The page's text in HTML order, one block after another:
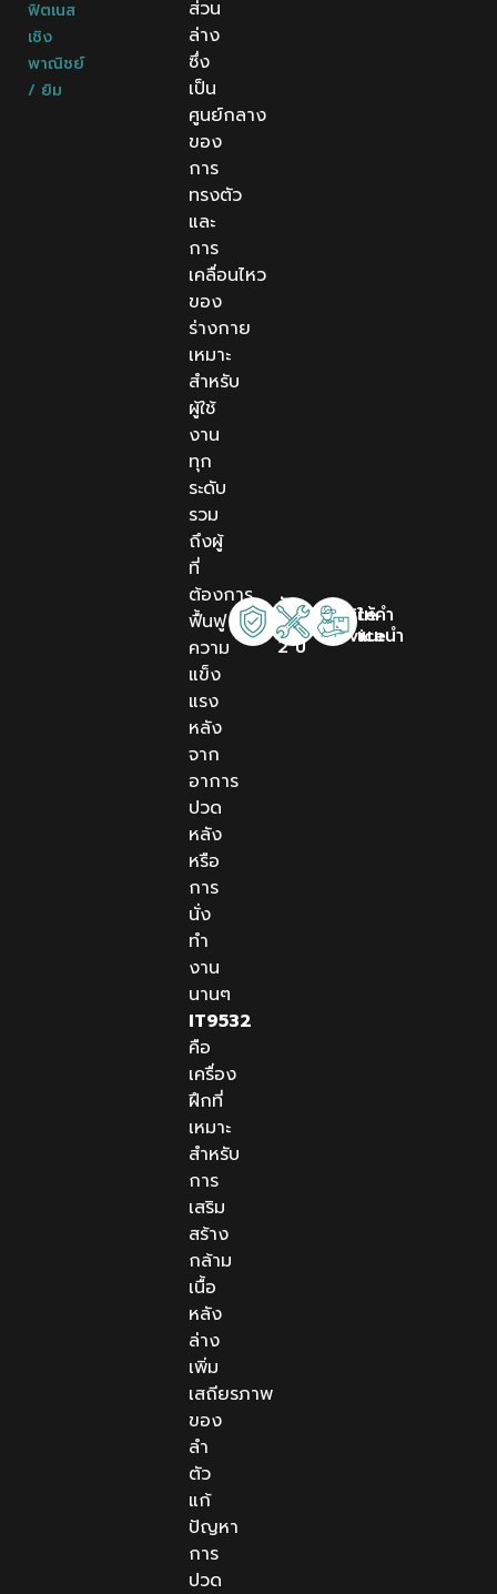
ฟิตเนส
เชิง
พาณิชย์
/ ยิม
ส่วน
ล่าง
ซึ่ง
เป็น
ศูนย์กลาง
ของ
การ
ทรงตัว
และ
การ
เคลื่อนไหว
ของ
ร่างกาย
เหมาะ
สำหรับ
ผู้ใช้
งาน
ทุก
ระดับ
รวม
ถึงผู้
ที่
ต้องการ
ฟื้นฟู
ความ
แข็ง
แรง
หลัง
จาก
อาการ
ปวด
หลัง
หรือ
การ
นั่ง
ทำ
งาน
นานๆ
IT9532
คือ
เครื่อง
ฝึกที่
เหมาะ
สำหรับ
การ
เสริม
สร้าง
กล้าม
เนื้อ
หลัง
ล่าง
เพิ่ม
เสถียรภาพ
ของ
ลำ
ตัว
แก้
ปัญหา
การ
ปวด
รับ
ประกัน
2 ปี
Onsite
Service
ให้คำ
แนะนำ